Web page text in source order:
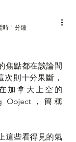
時 1 分鐘
焦點都在談論間
次則十分果斷，
加拿大上空的
Object，簡稱
這些看得見的氣